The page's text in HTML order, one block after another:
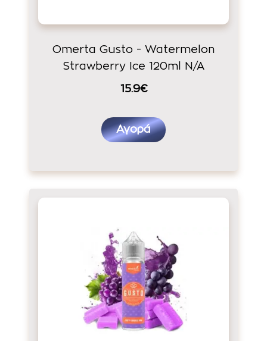
Omerta Gusto - Watermelon
Strawberry Ice 120ml N/A
15.9€
Αγορά